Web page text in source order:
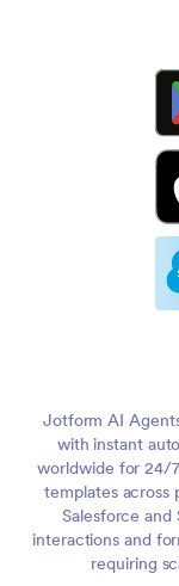
Jotform AI
with instant
worldwide for 24/
templates across
Salesforce
interactions and
requiring